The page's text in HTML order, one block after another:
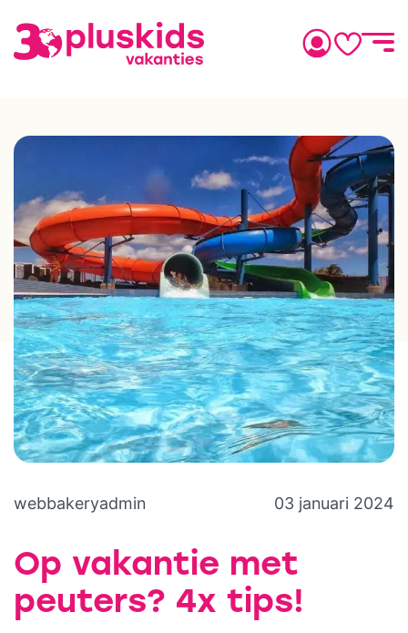
webbakeryadmin 03 januari 2024
Op vakantie met
peuters? 4x tips!